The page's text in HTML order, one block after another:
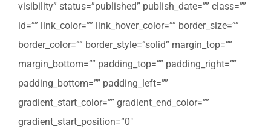
visibility” status=”published” publish_date=”” class=””
id=”” link_color=”” link_hover_color=”” border_size=””
border_color=”” border_style=”solid” margin_top=””
margin_bottom=”” padding_top=”” padding_right=””
padding_bottom=”” padding_left=””
gradient_start_color=”” gradient_end_color=””
gradient_start_position=”0″